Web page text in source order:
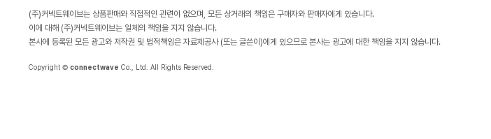
(주)커넥트웨이브는 상품판매와 직접적인 관련이 없으며, 모든 상거래의 책임은 구매자와 판매자에게 있습니다.
이에 대해 (주)커넥트웨이브는 일체의 책임을 지지 않습니다.
본사에 등록된 모든 광고와 저작권 및 법적책임은 자료제공사 (또는 글쓴이)에게 있으므로 본사는 광고에 대한 책임을 지지 않습니다.
Copyright © connectwave Co., Ltd. All Rights Reserved.